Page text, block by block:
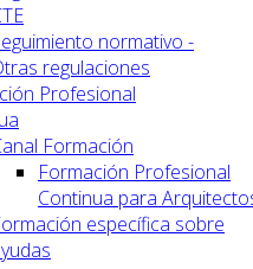
normativo -
regulaciones
Profesional
Formación
Formación Profesional
Continua para
específica sobre